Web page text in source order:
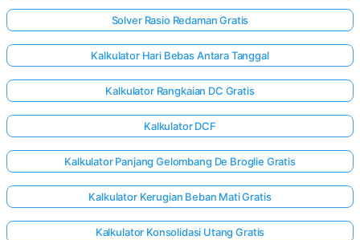
Solver Rasio Redaman Gratis
Kalkulator Hari Bebas Antara Tanggal
Kalkulator Rangkaian DC Gratis
Kalkulator DCF
Kalkulator Panjang Gelombang De Broglie Gratis
Kalkulator Kerugian Beban Mati Gratis
Kalkulator Konsolidasi Utang Gratis